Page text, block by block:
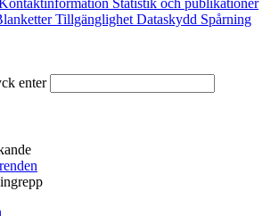
Statistik och publikationer
Tillgänglighet Dataskydd Spårning
enter